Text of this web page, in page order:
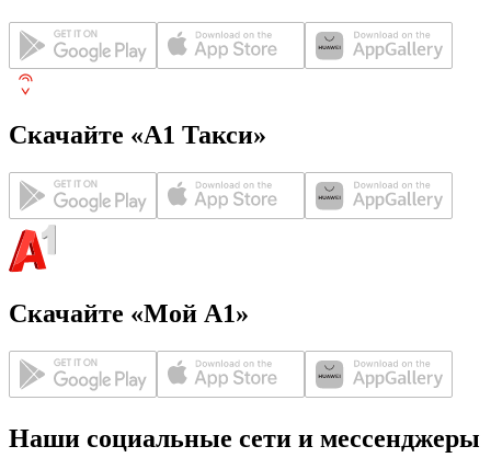
Скачайте «А1 Такси»
Скачайте «Мой А1»
Наши социальные сети и мессенджеры